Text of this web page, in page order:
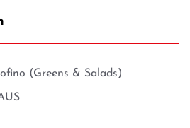
(Greens & Salads)